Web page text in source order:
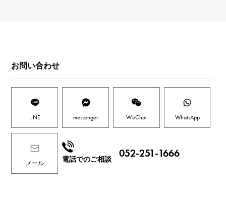
お問い合わせ
LINE messenger WeChat WhatsApp
メール 電話でのご相談
052-251-1666